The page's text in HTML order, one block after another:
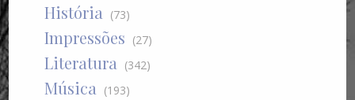
História (73)
Impressões (27)
Literatura (342)
Música (193)